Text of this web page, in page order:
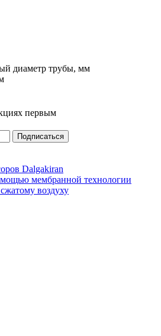
диаметр трубы, мм
первым
Dalgakiran
мембранной технологии
воздуху